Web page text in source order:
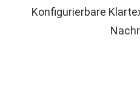
Konfigurierbare